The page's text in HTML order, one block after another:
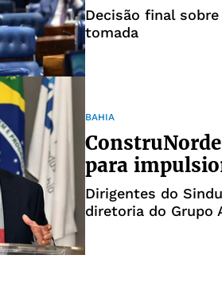
Decisão final
tomada
BAHIA
para
Dirigentes do
diretoria do Grupo